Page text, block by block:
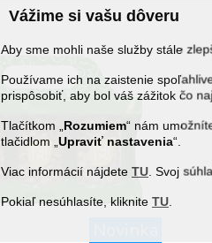
Vážime si vašu dôveru
Aby sme mohli naše služby stále
Používame ich na zaistenie
prispôsobiť, aby bol váš zážitok čo
Tlačítkom „ Rozumiem“ nám
tlačidlom „Upraviť nastavenia“.
Viac informácií nájdete TU . Svoj
Pokiaľ nesúhlasíte, klikniteTU